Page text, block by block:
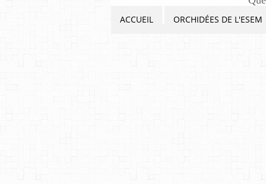
ACCUEIL ORCHIDÉES DE L'ESEM